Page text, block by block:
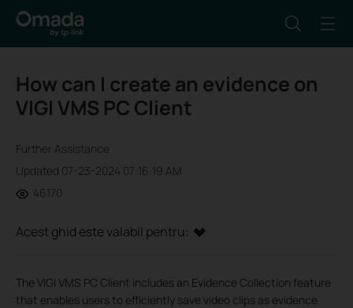
How can I create an evidence on
VIGI VMS PC Client
Further Assistance
Updated 07-23-2024 07:16:19 AM
46170
Acest ghid este valabil pentru:
The VIGI VMS PC Client includes an Evidence Collection feature
that enables users to efficiently save video clips as evidence